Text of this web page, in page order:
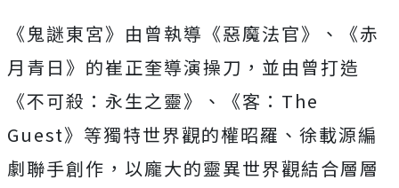
《鬼謎東宮》由曾執導《惡魔法官》、《赤
月青日》 的崔正奎導演操刀，並由曾打造
《不可殺：永生之靈》、《客： The
Guest》等獨特世界觀的權昭羅、徐載源編
劇聯手創作， 以龐大的靈異世界觀結合層層